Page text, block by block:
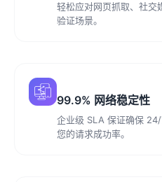
轻松应对网页抓取、社交
验证场景。
99.9% 网络稳定性
企业级 SLA 保证确保
您的请求成功率。